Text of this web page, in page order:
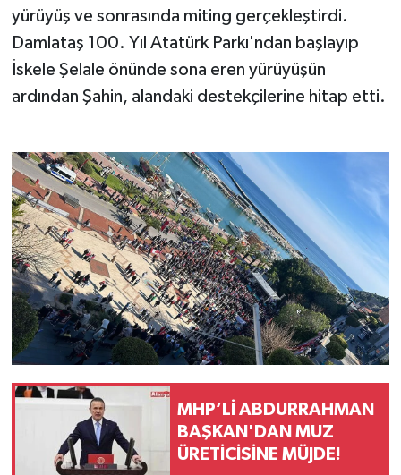
yürüyüş ve sonrasında miting gerçekleştirdi.
Damlataş 100. Yıl Atatürk Parkı'ndan başlayıp
İskele Şelale önünde sona eren yürüyüşün
ardından Şahin, alandaki destekçilerine hitap etti.
MHP’Lİ ABDURRAHMAN
BAŞKAN'DAN MUZ
ÜRETİCİSİNE MÜJDE!